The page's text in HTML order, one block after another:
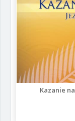
Kazanie